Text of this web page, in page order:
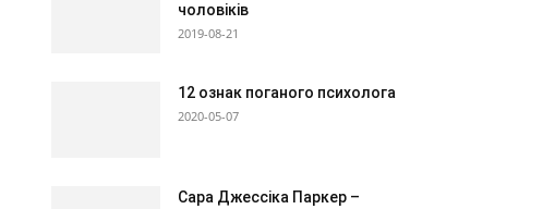
чоловіків
2019-08-21
12 ознак поганого психолога
2020-05-07
Сара Джессіка Паркер –